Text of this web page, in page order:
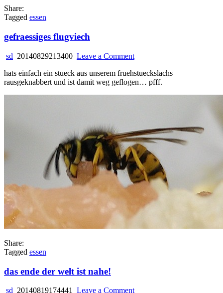
Share:
Tagged essen
gefraessiges flugviech
sd 20140829213400 Leave a Commenton
flugviech
hats einfach ein stueck aus unserem fruehstueckslachs
rausgeknabbert und ist damit weg geflogen… pfff.
Share:
Tagged essen
das ende der welt ist nahe!
sd 20140819174441 Leave a Commenton